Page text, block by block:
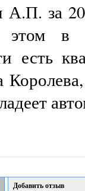
за
в
есть
Добавить отзыв